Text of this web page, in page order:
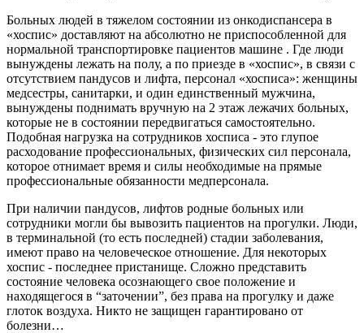
Больных людей в тяжелом состоянии из онкодиспансера в
«хоспис» доставляют на абсолютно не приспособленной для
нормальной транспортировке пациентов машине . Где люди
вынуждены лежать на полу, а по приезде в «хоспис», в связи с
отсутствием пандусов и лифта, персонал «хосписа»: женщины
медсестры, санитарки, и один единственный мужчина,
вынуждены поднимать вручную на 2 этаж лежачих больных,
которые не в состоянии передвигаться самостоятельно.
Подобная нагрузка на сотрудников хосписа - это глупое
расходование профессиональных, физических сил персонала,
которое отнимает время и силы необходимые на прямые
профессиональные обязанности медперсонала.
При наличии пандусов, лифтов родные больных или
сотрудники могли бы вывозить пациентов на прогулки. Люди,
в терминальной (то есть последней) стадии заболевания,
имеют право на человеческое отношение. Для некоторых
хоспис - последнее пристанище. Сложно представить
состояние человека осознающего свое положение и
находящегося в “заточении”, без права на прогулку и даже
глоток воздуха. Никто не защищен гарантировано от
болезни…